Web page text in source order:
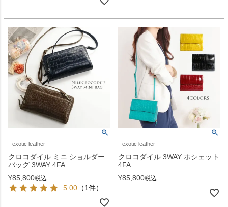
exotic leather
クロコダイル ミニ ショルダー
バッグ 3WAY 4FA
¥85,800税込
5.00 （1件）
exotic leather
クロコダイル 3WAY ポシェット
4FA
¥85,800税込